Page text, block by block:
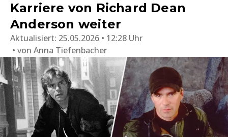
Karriere von Richard Dean
Anderson weiter
Aktualisiert: 25.05.2026 • 12:28 Uhr
von Anna Tiefenbacher